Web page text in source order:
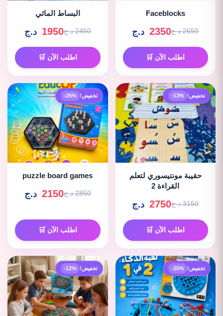
Faceblocks
2650 د.ج 2350 د.ج
اطلب الآن 🛒
البساط المائي
2450 د.ج 1950 د.ج
اطلب الآن 🛒
تخفيض! -13%
حقيبة مونتيسوري لتعلم
القراءة 2
3150 د.ج 2750 د.ج
اطلب الآن 🛒
تخفيض! -25%
puzzle board games
2850 د.ج 2150 د.ج
اطلب الآن 🛒
تخفيض! -25% تخفيض! -12%